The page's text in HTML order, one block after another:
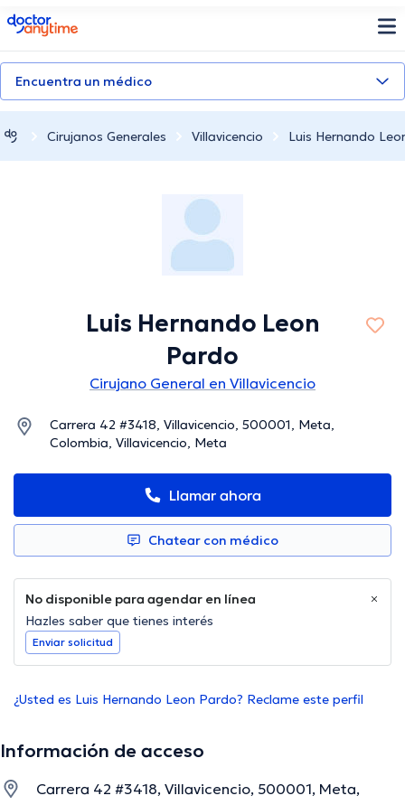
doctoranytime
Encuentra un médico
Cirujanos Generales Villavicencio Luis Hernando
Luis Hernando Leon
Pardo
Cirujano General en Villavicencio
Carrera 42 #3418, Villavicencio, 500001, Meta,
Colombia, Villavicencio, Meta
Llamar ahora
Chatear con médico
No disponible para agendar en línea
Hazles saber que tienes interés
Enviar solicitud
¿Usted es Luis Hernando Leon Pardo? Reclame este perfil
Información de acceso
Carrera 42 #3418, Villavicencio, 500001, Meta,